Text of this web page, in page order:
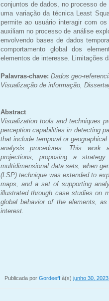
conjuntos de dados, no processo
uma variação da técnica Least
permite ao usuário interagir com
auxiliam no processo de análise
envolvendo bases de dados
comportamento global dos
elementos de interesse. Limitações
Palavras-chave: Dados geo-
Visualização de informação,
Abstract
Visualization tools and techniques
perception capabilities in detecting
that include temporal or
analysis procedures. This work
projections, proposing a
multidimensional data sets, when
(LSP) technique was extended to
maps, and a set of supporting
illustrated through case studies on
global behavior of the elements,
interest.
Publicada por Gordeeff à(s) junho 30, 2023